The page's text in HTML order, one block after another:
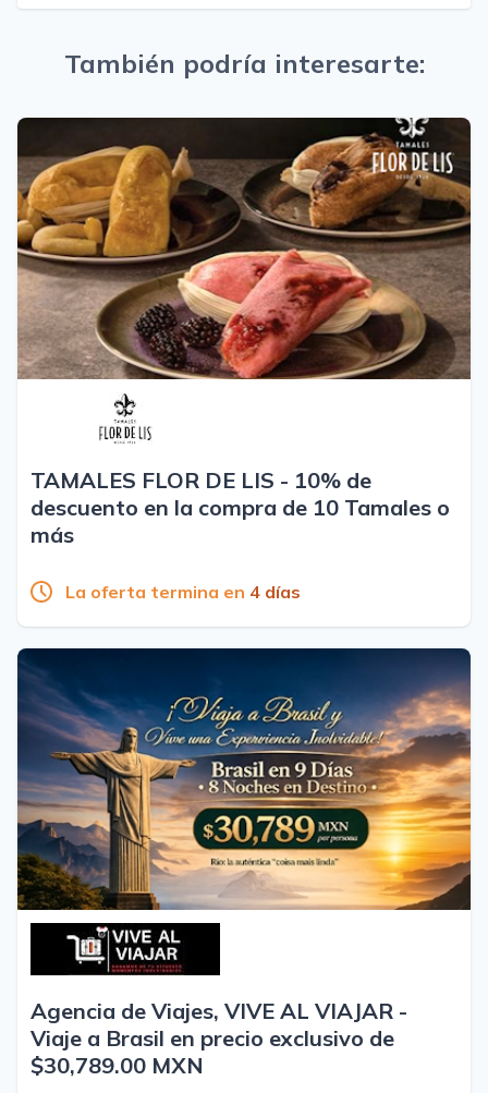
También podría interesarte:
TAMALES FLOR DE LIS - 10% de
descuento en la compra de 10 Tamales o
más
La oferta termina en 4 días
Agencia de Viajes, VIVE AL VIAJAR -
Viaje a Brasil en precio exclusivo de
$30,789.00 MXN